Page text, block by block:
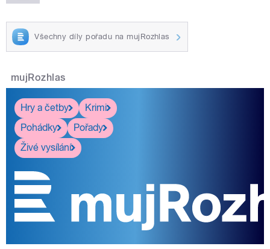
Všechny díly pořadu na mujRozhlas
mujRozhlas
Hry a četby
Krimi
Pohádky
Pořady
Živé vysílání